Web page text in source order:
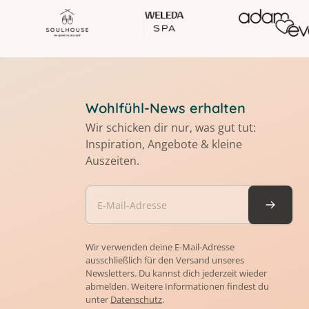
Wohlfühl-News erhalten
Wir schicken dir nur, was gut tut:
Inspiration, Angebote & kleine
Auszeiten.
Wir verwenden deine E-Mail-Adresse
ausschließlich für den Versand unseres
Newsletters. Du kannst dich jederzeit wieder
abmelden. Weitere Informationen findest du
unter Datenschutz.